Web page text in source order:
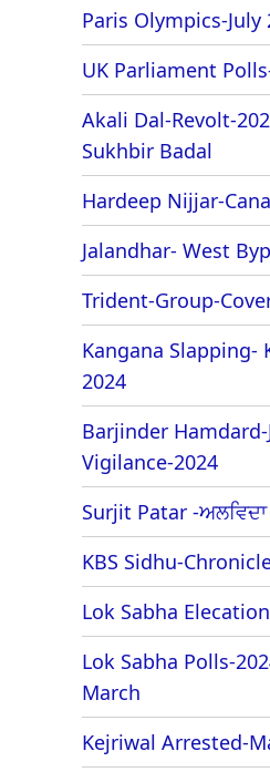
Paris Olympics-July
UK Parliament
Akali Dal-Revolt-
Sukhbir Badal
Hardeep Nijjar-
Jalandhar- West
Trident-Group-
Kangana Slapping-
2024
Barjinder Hamdard-
Vigilance-2024
Surjit Patar -
KBS Sidhu-
Lok Sabha
Lok Sabha Polls-
March
Kejriwal Arrested-